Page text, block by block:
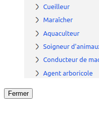
Fermer